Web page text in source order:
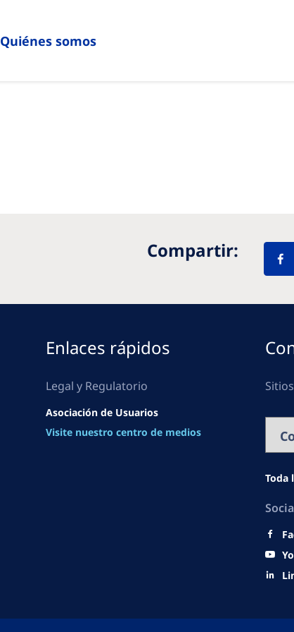
Quiénes somos
Compartir:
Enlaces rápidos
Legal y Regulatorio
Asociación de Usuarios
Visite nuestro centro de medios
Toda